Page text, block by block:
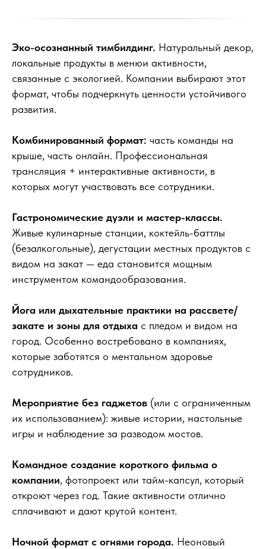
Эко-осознанный тимбилдинг. Натуральный декор,
локальные продукты в менюи активности,
связанные с экологией. Компании выбирают этот
формат, чтобы подчеркнуть ценности устойчивого
развития.
Комбинированный формат: часть команды на
крыше, часть онлайн. Профессиональная
трансляция + интерактивные активности, в
которых могут участвовать все сотрудники.
Гастрономические дуэли и мастер-классы.
Живые кулинарные станции, коктейль-баттлы
(безалкогольные), дегустации местных продуктов с
видом на закат — еда становится мощным
инструментом командообразования.
Йога или дыхательные практики на рассвете/
закате и зоны для отдыха с пледом и видом на
город. Особенно востребовано в компаниях,
которые заботятся о ментальном здоровье
сотрудников.
Мероприятие без гаджетов (или с ограниченным
их использованием): живые истории, настольные
игры и наблюдение за разводом мостов.
Командное создание короткого фильма о
компании, фотопроект или тайм-капсул, который
откроют через год. Такие активности отлично
сплачивают и дают крутой контент.
Ночной формат с огнями города. Неоновый